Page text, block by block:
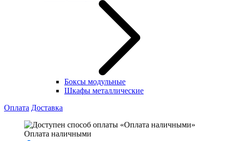
Боксы модульные
Шкафы металлические
Оплата Доставка
Оплата наличными